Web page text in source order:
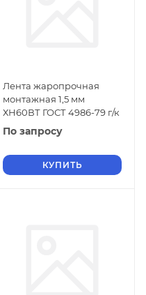
Лента жаропрочная
монтажная 1,5 мм
ХН60ВТ ГОСТ 4986-79 г/к
По запросу
КУПИТЬ